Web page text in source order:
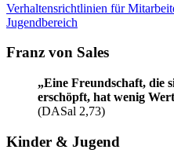
Verhaltensrichtlinien für
Jugendbereich
Franz von Sales
„Eine Freundschaft, die
erschöpft, hat wenig
(DASal 2,73)
Kinder & Jugend